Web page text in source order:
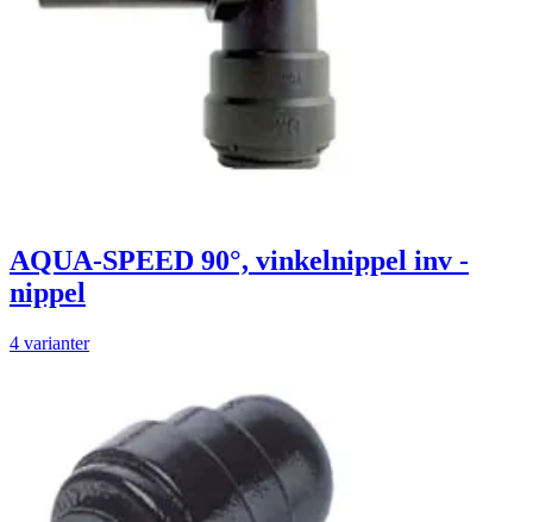
AQUA-SPEED 90°, vinkelnippel inv -
nippel
4 varianter